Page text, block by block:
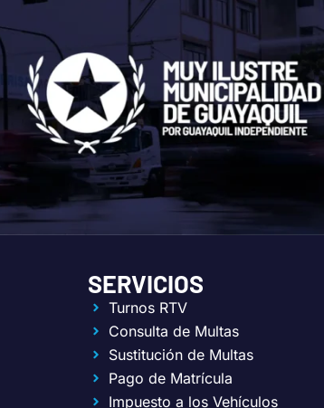
SERVICIOS
Turnos RTV
Consulta de Multas
Sustitución de Multas
Pago de Matrícula
Impuesto a los Vehículos